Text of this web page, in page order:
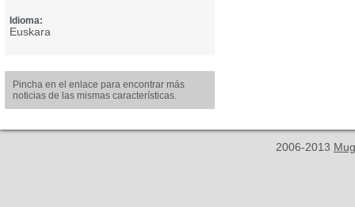
Idioma:
Euskara
Pincha en el enlace para encontrar más
noticias de las mismas características.
2006-2013